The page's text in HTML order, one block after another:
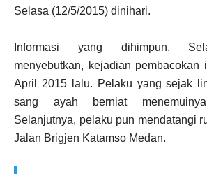
Selasa (12/5/2015) dinihari.
Informasi yang dihimpun,
menyebutkan, kejadian
April 2015 lalu. Pelaku yang sejak
sang ayah berniat
Selanjutnya, pelaku pun mendatangi
Jalan Brigjen Katamso Medan.